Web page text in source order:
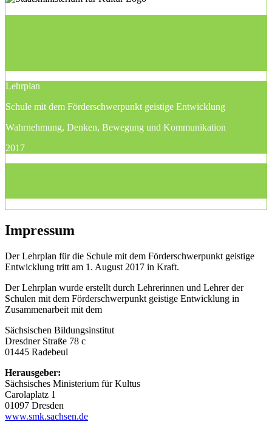
Lehrplan
Schule mit dem Förderschwerpunkt geistige Entwicklung
Wahrnehmung, Denken, Bewegung und Kommunikation
2017
Impressum
Der Lehrplan für die Schule mit dem Förderschwerpunkt geistige
Entwicklung tritt am 1. August 2017 in Kraft.
Der Lehrplan wurde erstellt durch Lehrerinnen und Lehrer der
Schulen mit dem Förderschwerpunkt geistige Entwicklung in
Zusammenarbeit mit dem
Sächsischen Bildungsinstitut
Dresdner Straße 78 c
01445 Radebeul
Herausgeber:
Sächsisches Ministerium für Kultus
Carolaplatz 1
01097 Dresden
www.smk.sachsen.de